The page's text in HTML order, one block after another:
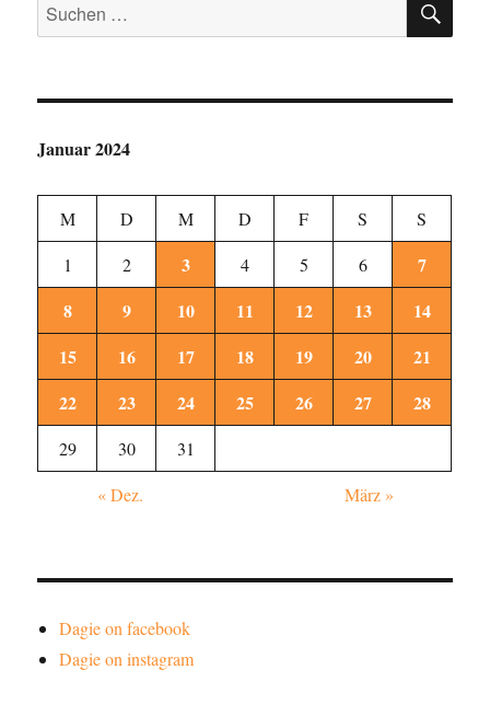
nach:
Januar 2024
M D M D F S
S
1
2 3 4 5 6
7
8
9 10 11 12 13
14
15
16 17 18 19 20
21
22
23 24 25 26 27 28
29 30
31
« Dez.
März »
Dagie on facebook
Dagie on instagram